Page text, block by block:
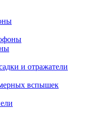
и отражатели
вспышек